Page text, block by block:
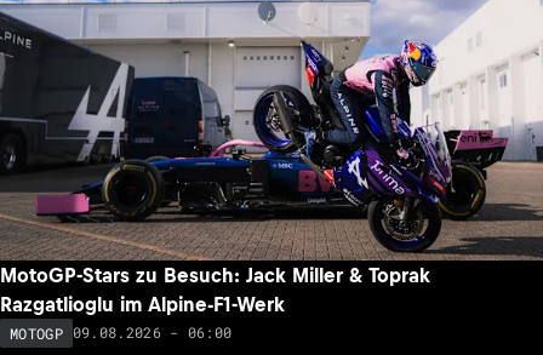
MotoGP-Stars zu Besuch: Jack Miller & Toprak
Razgatlioglu im Alpine-F1-Werk
MOTOGP 09.08.2026 - 06:00